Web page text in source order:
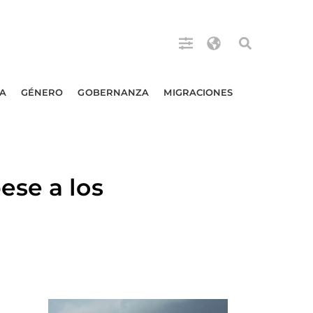
GÉNERO GOBERNANZA MIGRACIONES
a los